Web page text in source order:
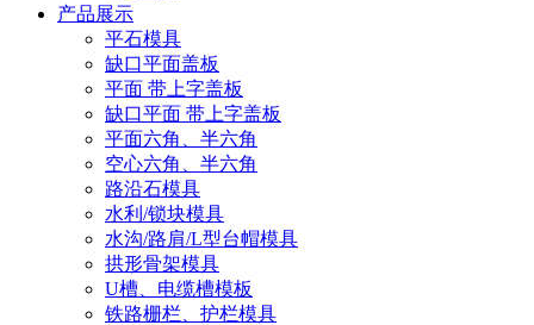
产品展示
平石模具
缺口平面盖板
平面 带上字盖板
缺口平面 带上字盖板
平面六角、半六角
空心六角、半六角
路沿石模具
水利/锁块模具
水沟/路肩/L型台帽模具
拱形骨架模具
U槽、电缆槽模板
铁路栅栏、护栏模具